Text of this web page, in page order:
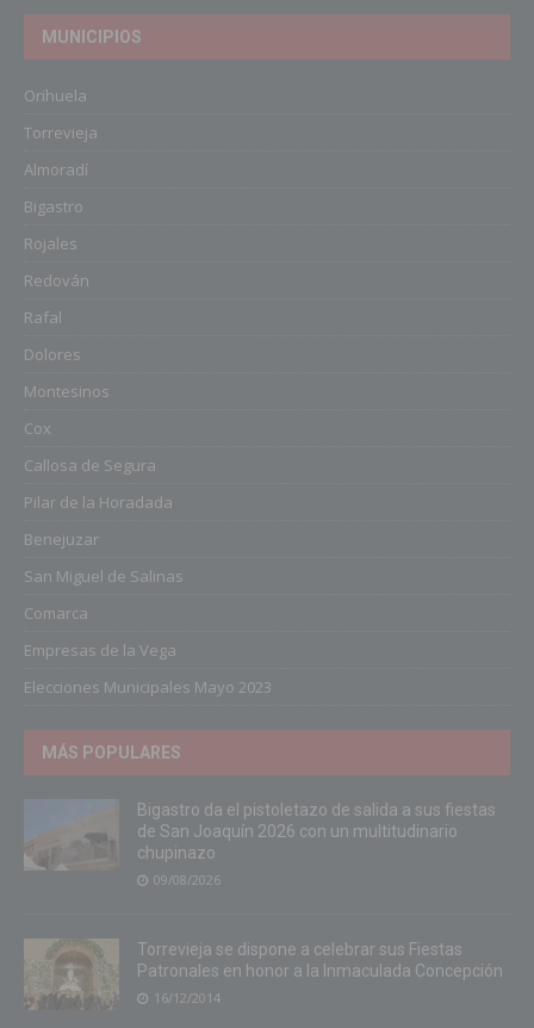
MUNICIPIOS
Orihuela
Torrevieja
Almoradí
Bigastro
Rojales
Redován
Rafal
Dolores
Montesinos
Cox
Callosa de Segura
Pilar de la Horadada
Benejuzar
San Miguel de Salinas
Comarca
Empresas de la Vega
Elecciones Municipales Mayo 2023
MÁS POPULARES
Bigastro da el pistoletazo de salida a sus fiestas
de San Joaquín 2026 con un multitudinario
chupinazo
09/08/2026
Torrevieja se dispone a celebrar sus Fiestas
Patronales en honor a la Inmaculada Concepción
16/12/2014